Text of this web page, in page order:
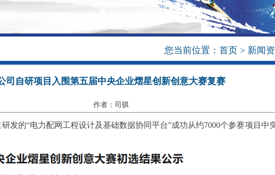
您当前位置： 首页 > 新闻
司自研项目入围第五届中央企业熠星创新创意大赛复赛
作者：司骐
发的“电力配网工程设计及基础数据协同平台”成功从约7000个参赛项目中